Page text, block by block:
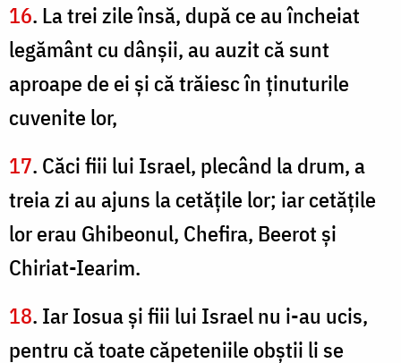
16. La trei zile însă, după ce au încheiat
legământ cu dânşii, au auzit că sunt
aproape de ei şi că trăiesc în ţinuturile
cuvenite lor,
17. Căci fiii lui Israel, plecând la drum, a
treia zi au ajuns la cetăţile lor; iar cetăţile
lor erau Ghibeonul, Chefira, Beerot şi
Chiriat-Iearim.
18. Iar Iosua şi fiii lui Israel nu i-au ucis,
pentru că toate căpeteniile obştii li se